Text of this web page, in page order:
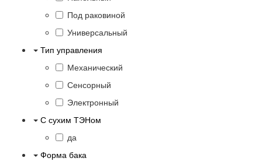
Под раковиной
Универсальный
Тип управления
Механический
Сенсорный
Электронный
С сухим ТЭНом
да
Форма бака